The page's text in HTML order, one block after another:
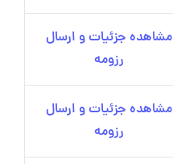
مشاهده جزئیات و ارسال
رزومه
مشاهده جزئیات و ارسال
رزومه